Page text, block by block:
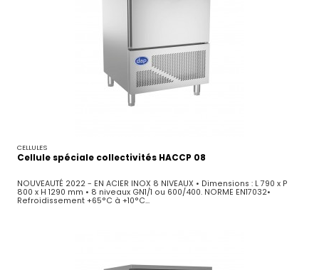
CELLULES
Cellule spéciale collectivités HACCP 08
NOUVEAUTÉ 2022 - EN ACIER INOX 8 NIVEAUX • Dimensions : L 790 x P
800 x H 1290 mm • 8 niveaux GN1/1 ou 600/400. NORME EN17032•
Refroidissement +65°C à +10°C...